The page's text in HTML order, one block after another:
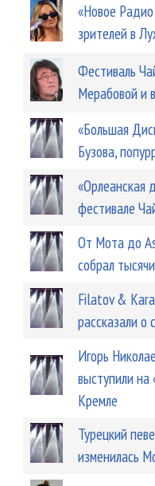
«Новое
зрителей в
Фестиваль
Мерабовой и
«Большая
Бузова,
«Орлеанская
фестивале
От Мота до
собрал
Filatov &
рассказали о
Игорь
выступили
Кремле
Турецкий
изменилась